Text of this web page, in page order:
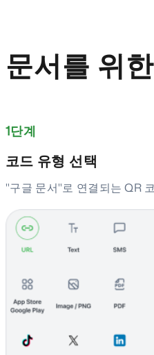
문서를 위
1단계
코드 유형 선택
"구글 문서"로 연결되는 QR